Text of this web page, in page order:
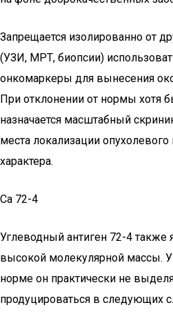
Запрещается изолированно от
(УЗИ, МРТ, биопсии)
онкомаркеры для вынесения
При отклонении от нормы хотя
назначается масштабный
места локализации
характера.
Cа 72-4
Углеводный антиген 72-4 также
высокой молекулярной массы.
норме он практически не
продуцироваться в следующих